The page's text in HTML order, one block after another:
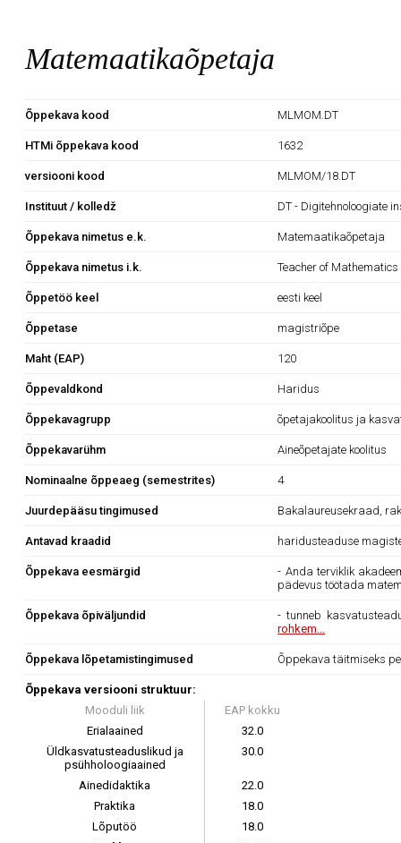
Matemaatikaõpetaja
Õppekava kood MLMOM.DT
HTMi õppekava kood 1632
versiooni kood MLMOM/18.DT
Instituut / kolledž DT - Digitehnoloogiate
Õppekava nimetus e.k. Matemaatikaõpetaja
Õppekava nimetus i.k. Teacher of Mathematics
Õppetöö keel eesti keel
Õppetase magistriõpe
Maht (EAP) 120
Õppevaldkond Haridus
Õppekavagrupp õpetajakoolitus ja
Õppekavarühm Aineõpetajate koolitus
Nominaalne õppeaeg (semestrites) 4
Juurdepääsu tingimused Bakalaureusekraad,
Antavad kraadid haridusteaduse
Õppekava eesmärgid
- Anda terviklik
pädevus töötada
Õppekava õpiväljundid
- tunneb
rohkem...
Õppekava lõpetamistingimused Õppekava täitmiseks
Õppekava versiooni struktuur:
Mooduli liik
EAP kokku
Erialaained
32.0
Üldkasvatusteaduslikud ja
psühholoogiaained
30.0
Ainedidaktika
22.0
Praktika
18.0
Lõputöö
18.0